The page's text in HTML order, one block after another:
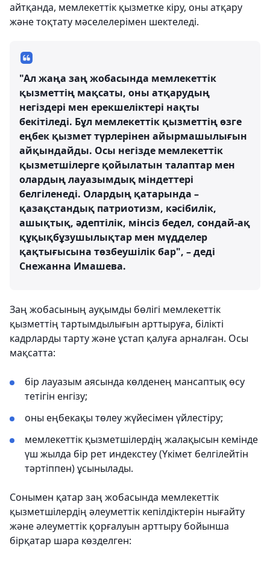
айтқанда, мемлекеттік қызметке кіру, оны атқару
және тоқтату мәселелерімен шектеледі.
"Ал жаңа заң жобасында мемлекеттік
қызметтің мақсаты, оны атқарудың
негіздері мен ерекшеліктері нақты
бекітіледі. Бұл мемлекеттік қызметтің өзге
еңбек қызмет түрлерінен айырмашылығын
айқындайды. Осы негізде мемлекеттік
қызметшілерге қойылатын талаптар мен
олардың лауазымдық міндеттері
белгіленеді. Олардың қатарында –
қазақстандық патриотизм, кәсібилік,
ашықтық, әдептілік, мінсіз бедел, сондай-ақ
құқықбұзушылықтар мен мүдделер
қақтығысына төзбеушілік бар", – деді
Снежанна Имашева.
Заң жобасының ауқымды бөлігі мемлекеттік
қызметтің тартымдылығын арттыруға, білікті
кадрларды тарту және ұстап қалуға арналған. Осы
мақсатта:
бір лауазым аясында көлденең мансаптық өсу
тетігін енгізу;
оны еңбекақы төлеу жүйесімен үйлестіру;
мемлекеттік қызметшілердің жалақысын кемінде
үш жылда бір рет индекстеу (Үкімет белгілейтін
тәртіппен) ұсынылады.
Сонымен қатар заң жобасында мемлекеттік
қызметшілердің әлеуметтік кепілдіктерін нығайту
және әлеуметтік қорғалуын арттыру бойынша
бірқатар шара көзделген: